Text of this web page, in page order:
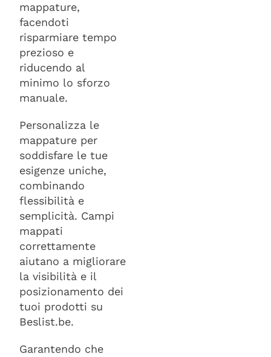
mappature,
facendoti
risparmiare tempo
prezioso e
riducendo al
minimo lo sforzo
manuale.
Personalizza le
mappature per
soddisfare le tue
esigenze uniche,
combinando
flessibilità e
semplicità. Campi
mappati
correttamente
aiutano a migliorare
la visibilità e il
posizionamento dei
tuoi prodotti su
Beslist.be.
Garantendo che